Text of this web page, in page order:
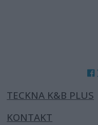
TECKNA K&B PLUS
KONTAKT